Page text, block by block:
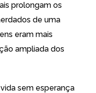
prolongam os
de uma
eram mais
ampliada dos
sem esperança